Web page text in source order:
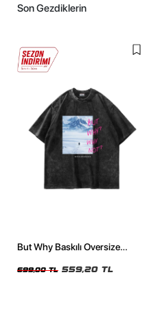
Son Gezdiklerin
But Why Baskılı Oversize
699,00 TL 559,20 TL